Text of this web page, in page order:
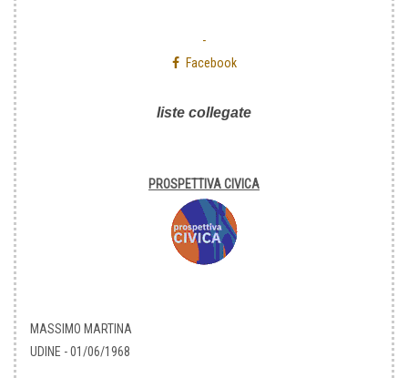
-
Facebook
liste collegate
PROSPETTIVA CIVICA
MASSIMO MARTINA
UDINE - 01/06/1968